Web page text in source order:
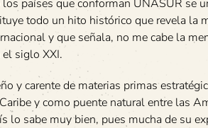
países que conforman UNASUR se
todo un hito histórico que revela la
y que señala, no me cabe la
siglo XXI.
y carente de materias primas
y como puente natural entre las
lo sabe muy bien, pues mucha de su